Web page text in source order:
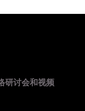
研讨会和视频